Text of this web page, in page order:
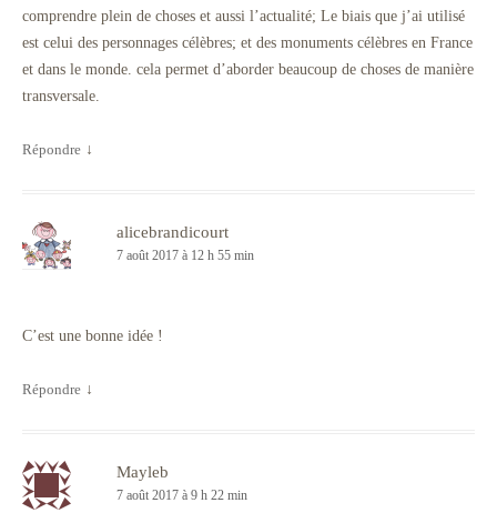
comprendre plein de choses et aussi l’actualité; Le biais que j’ai utilisé
est celui des personnages célèbres; et des monuments célèbres en France
et dans le monde. cela permet d’aborder beaucoup de choses de manière
transversale.
Répondre ↓
alicebrandicourt
7 août 2017 à 12 h 55 min
C’est une bonne idée !
Répondre ↓
Mayleb
7 août 2017 à 9 h 22 min